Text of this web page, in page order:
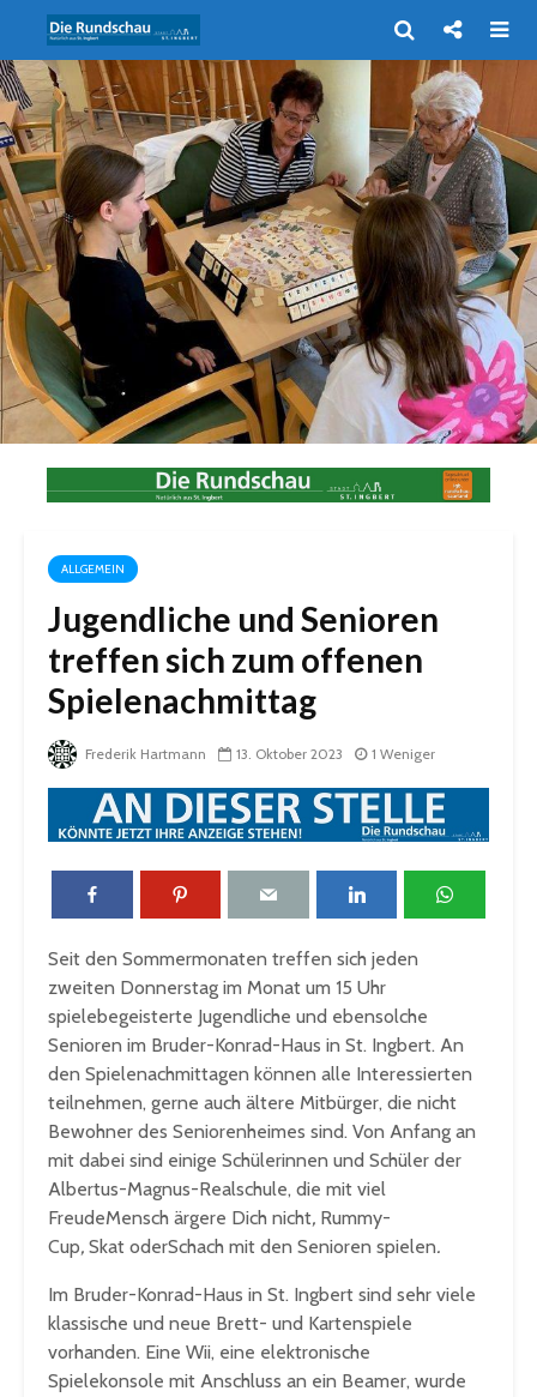
ALLGEMEIN
Jugendliche und Senioren
treffen sich zum offenen
Spielenachmittag
Frederik Hartmann 13. Oktober 2023 1 Weniger
Seit den Sommermonaten treffen sich jeden
zweiten Donnerstag im Monat um 15 Uhr
spielebegeisterte Jugendliche und ebensolche
Senioren im Bruder-Konrad-Haus in St. Ingbert. An
den Spielenachmittagen können alle Interessierten
teilnehmen, gerne auch ältere Mitbürger, die nicht
Bewohner des Seniorenheimes sind. Von Anfang an
mit dabei sind einige Schülerinnen und Schüler der
Albertus-Magnus-Realschule, die mit viel
FreudeMensch ärgere Dich nicht, Rummy-
Cup, Skat oderSchach mit den Senioren spielen.
Im Bruder-Konrad-Haus in St. Ingbert sind sehr viele
klassische und neue Brett- und Kartenspiele
vorhanden. Eine Wii, eine elektronische
Spielekonsole mit Anschluss an ein Beamer, wurde